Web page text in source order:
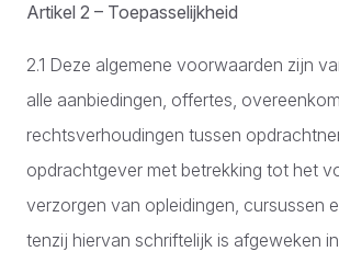
Artikel 2 – Toepasselijkheid
2.1 Deze algemene voorwaarden zijn
alle aanbiedingen, offertes,
rechtsverhoudingen tussen
opdrachtgever met betrekking tot het
verzorgen van opleidingen, cursussen
tenzij hiervan schriftelijk is afgeweken